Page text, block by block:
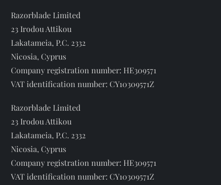
o
n
красе
Razorblade Limited
23 Irodou Attikou
Lakatameia, P.C. 2332
Nicosia, Cyprus
Company registration number: HE309571
VAT identification number: CY10309571Z
Razorblade Limited
23 Irodou Attikou
Lakatameia, P.C. 2332
Nicosia, Cyprus
Company registration number: HE309571
VAT identification number: CY10309571Z